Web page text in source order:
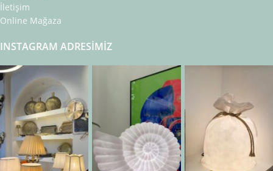
İletişim
Online Mağaza
INSTAGRAM ADRESIMIZ